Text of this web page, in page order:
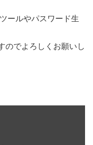
ールやパスワード生
のでよろしくお願いし